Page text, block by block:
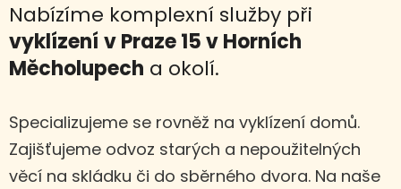
Nabízíme komplexní služby při
vyklízení v Praze 15 v Horních
Měcholupech a okolí.
Specializujeme se rovněž na vyklízení domů.
Zajišťujeme odvoz starých a nepoužitelných
věcí na skládku či do sběrného dvora. Na naše